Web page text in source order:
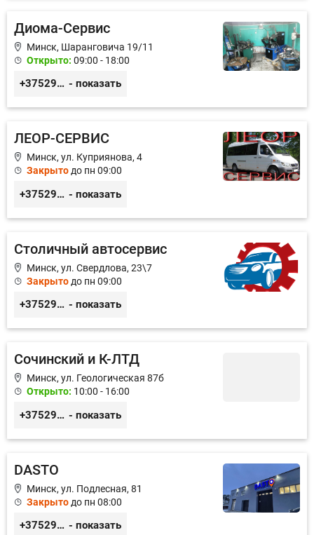
Диома-Сервис
Минск, Шаранговича 19/11
Открыто: 09:00 - 18:00
+375291111065 - показать
ЛЕОР-СЕРВИС
Минск, ул. Куприянова, 4
Закрытодо пн 09:00
+375296528779 - показать
Столичный автосервис
Минск, ул. Свердлова, 23\7
Закрыто до пн 09:00
+375293549354 - показать
Сочинский и К-ЛТД
Минск, ул. Геологическая 87б
Открыто: 10:00 - 16:00
+375296049622 - показать
DASTO
Минск, ул. Подлесная, 81
Закрыто до пн 08:00
+375296606560 - показать